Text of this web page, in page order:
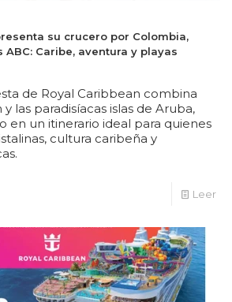
su crucero por Colombia,
ABC: Caribe, aventura y playas
de Royal Caribbean combina
las paradisíacas islas de Aruba,
en un itinerario ideal para quienes
cultura caribeña y
Leer